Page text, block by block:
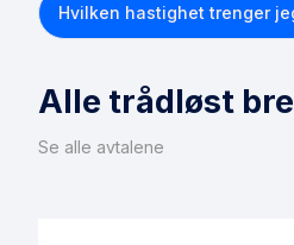
Hvilken hastighet trenger
Alle trådløst
Se alle avtalene